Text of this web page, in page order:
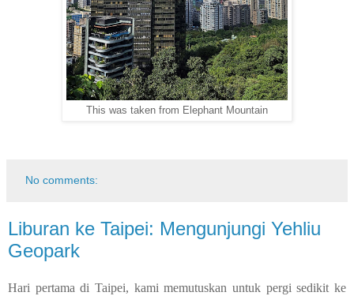
This was taken from Elephant Mountain
No comments:
Liburan ke Taipei: Mengunjungi Yehliu
Geopark
Hari pertama di Taipei, kami memutuskan untuk pergi sedikit ke